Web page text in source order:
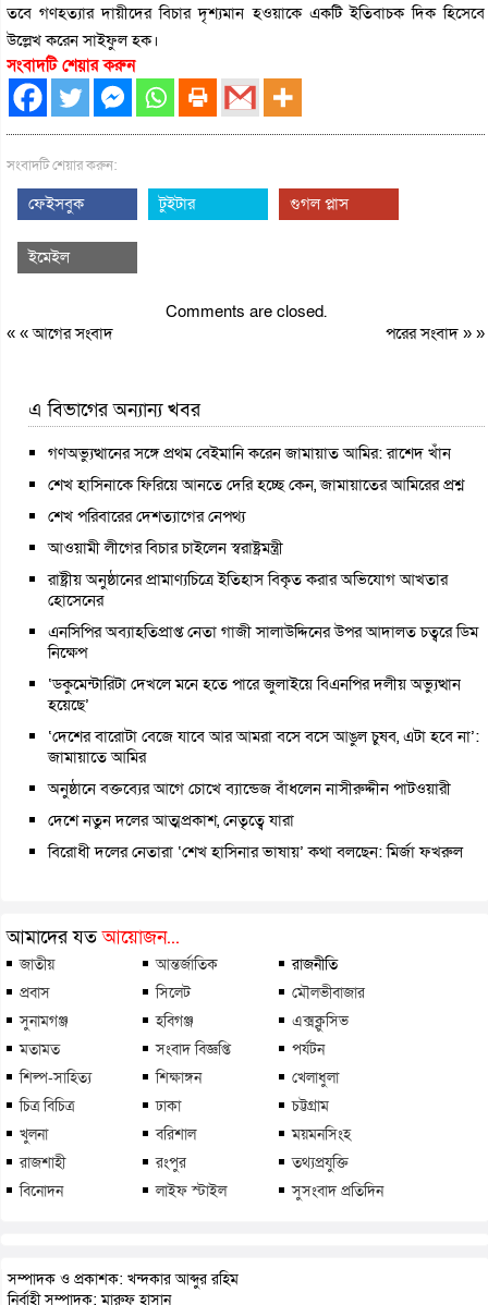
তবে গণহত্যার দায়ীদের বিচার দৃশ্যমান হওয়াকে একটি ইতিবাচক দিক হিসেবে
উল্লেখ করেন সাইফুল হক।
সংবাদটি শেয়ার করুন
সংবাদটি শেয়ার করুন:
ফেইসবুক টুইটার গুগল প্লাস
ইমেইল
Comments are closed.
« «আগের সংবাদ পরের সংবাদ» »
এ বিভাগের অন্যান্য খবর
গণঅভ্যুত্থানের সঙ্গে প্রথম বেইমানি করেন জামায়াত আমির: রাশেদ খাঁন
শেখ হাসিনাকে ফিরিয়ে আনতে দেরি হচ্ছে কেন, জামায়াতের আমিরের প্রশ্ন
শেখ পরিবারের দেশত্যাগের নেপথ্য
আওয়ামী লীগের বিচার চাইলেন স্বরাষ্ট্রমন্ত্রী
রাষ্ট্রীয় অনুষ্ঠানের প্রামাণ্যচিত্রে ইতিহাস বিকৃত করার অভিযোগ আখতার
হোসেনের
এনসিপির অব্যাহতিপ্রাপ্ত নেতা গাজী সালাউদ্দিনের উপর আদালত চত্বরে ডিম
নিক্ষেপ
‘ডকুমেন্টারিটা দেখলে মনে হতে পারে জুলাইয়ে বিএনপির দলীয় অভ্যুত্থান
হয়েছে’
‘দেশের বারোটা বেজে যাবে আর আমরা বসে বসে আঙুল চুষব, এটা হবে না’:
জামায়াতে আমির
অনুষ্ঠানে বক্তব্যের আগে চোখে ব্যান্ডেজ বাঁধলেন নাসীরুদ্দীন পাটওয়ারী
দেশে নতুন দলের আত্মপ্রকাশ, নেতৃত্বে যারা
বিরোধী দলের নেতারা ‘শেখ হাসিনার ভাষায়’ কথা বলছেন: মির্জা ফখরুল
আমাদের যতআয়োজন...
জাতীয় আন্তর্জাতিক
রাজনীতি
প্রবাস
সিলেট
মৌলভীবাজার
সুনামগঞ্জ
হবিগঞ্জ
এক্সক্লুসিভ
মতামত
সংবাদ বিজ্ঞপ্তি
পর্যটন
শিল্প-সাহিত্য
শিক্ষাঙ্গন
খেলাধুলা
চিত্র বিচিত্র
ঢাকা
চট্টগ্রাম
খুলনা
বরিশাল
ময়মনসিংহ
রাজশাহী
রংপুর
তথ্যপ্রযুক্তি
বিনোদন
লাইফ স্টাইল সুসংবাদ প্রতিদিন
সম্পাদক ও প্রকাশক: খন্দকার আব্দুর রহিম
নির্বাহী সম্পাদক: মারুফ হাসান